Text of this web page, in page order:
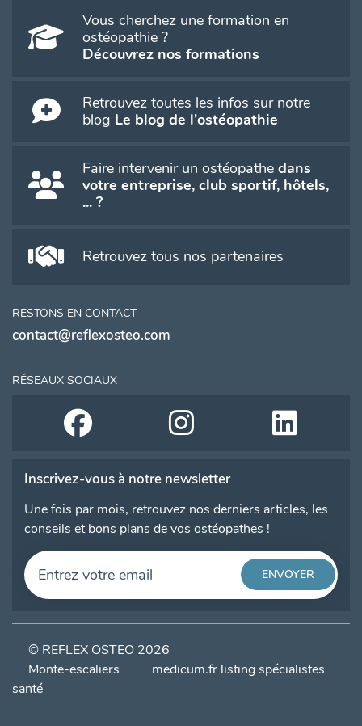
Vous cherchez une formation en
ostéopathie ?
Découvrez nos formations
Retrouvez toutes les infos sur notre
blog Le blog de l'ostéopathie
Faire intervenir un ostéopathe dans
votre entreprise, club sportif, hôtels,
... ?
Retrouvez tous nos partenaires
RESTONS EN CONTACT
contact@reflexosteo.com
RÉSEAUX SOCIAUX
Inscrivez-vous à notre newsletter
Une fois par mois, retrouvez nos derniers articles, les
conseils et bons plans de vos ostéopathes !
© REFLEX OSTEO 2026
Monte-escaliers
medicum.fr listing spécialistes
santé